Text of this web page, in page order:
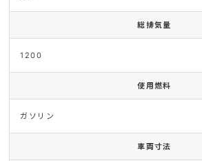
総排気量
1200
使用燃料
ガソリン
車両寸法